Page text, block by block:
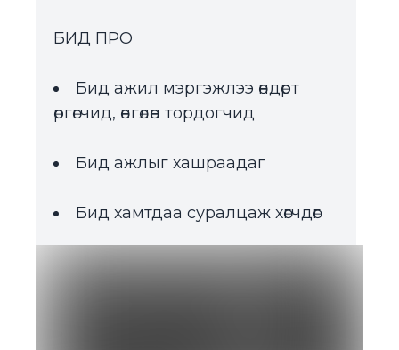
БИД ПРО
Бид ажил мэргэжлээ өндөрт
өргөгчид, өнгөлөн тордогчид
Бид ажлыг хашраадаг
Бид хамтдаа суралцаж хөгчдөг